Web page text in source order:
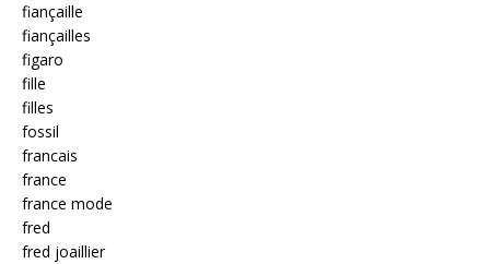
fiançaille
fiançailles
figaro
fille
filles
fossil
francais
france
france mode
fred
fred joaillier